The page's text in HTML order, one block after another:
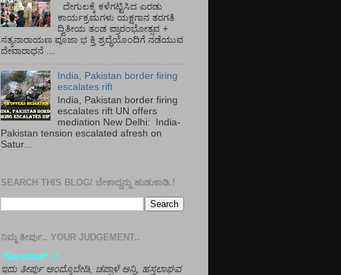
ದೇಗುಲಕ್ಕೆ ಕಳೆಗಟ್ಟಿಸಿದ ಎರಡು
ಕಾರ್ಯಕ್ರಮಗಳು ಯಕ್ಷಗಾನ ತರಗತಿ
ದ್ವಿತೀಯ ತಂಡ ಪ್ರಾರಂಭೋತ್ಸವ +
ಸತ್ಯನಾರಾಯಣ ಪೂಜಾ ಭ ಕ್ತಿ ಶ್ರದ್ಧೆಯೊಂದಿಗೆ ನಡೆಯುವ
ದೇವಾರಾಧನೆ ...
India, Pakistan border firing
escalates rift
India, Pakistan border firing
escalates rift UN offers
mediation New Delhi: India-
Pakistan tension escalated afresh on
Satur...
SEARCH THIS BLOG/ ಬೇಕಾದ್ದನ್ನು ಹುಡುಕಾಡಿ.!
ನಿಮ್ಮ ತೀರ್ಪು.. YOUR JUDGEMENT..
'ಗೋ-ಪರಾಕ್' ..!
ಇದು ತೀರ್ಪು ಅಂದ್ಕೊಬೇಡಿ, ಚಪ್ಪಾಳೆ ಅನ್ನಿ, ಹಸ್ತಲಾಘವ